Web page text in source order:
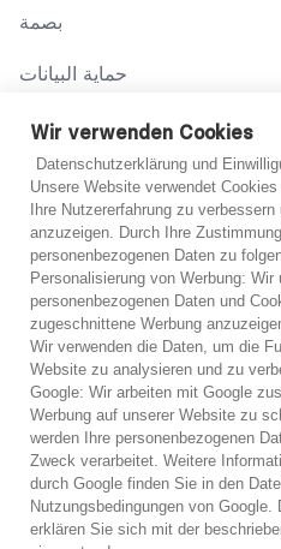
غير متأكد؟
على مشورة هاتفية مجانية
من أحد خبرائنا.
استشارة هاتفية مجانية
وقف الديون على الفور
بصمة
حماية البيانات
شروط
اتصل بنا
02131 708 42 70
support@abo-hilfe.de
© 2021 abo-hilfe.de
المستهلك. يمكن نقل المعلومات
الاستبيان عبر الهاتف. لا يقدم موقع
abo-hilfe.de أي خدمات قانونية أو مشورة قانونية. وبغض النظر عن
Wir verwenden Cookies
Datenschutzerklärung und
Unsere Website verwendet
Ihre Nutzererfahrung zu
anzuzeigen. Durch Ihre
personenbezogenen Daten zu
Personalisierung von Werbung:
personenbezogenen Daten und
zugeschnittene Werbung
Wir verwenden die Daten, um die
Website zu analysieren und zu
Google: Wir arbeiten mit Google
Werbung auf unserer Website zu
werden Ihre personenbezogenen
Zweck verarbeitet. Weitere
durch Google finden Sie in den
Nutzungsbedingungen von
erklären Sie sich mit der